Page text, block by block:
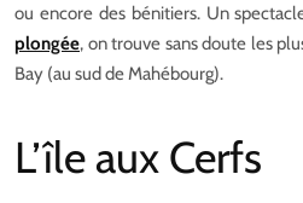
ou encore des bénitiers. Un
plongée, on trouve sans doute les
Bay (au sud de Mahébourg).
L’île aux Cerfs